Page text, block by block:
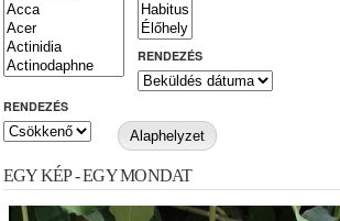
RENDEZÉS
RENDEZÉS
EGY KÉP - EGY MONDAT